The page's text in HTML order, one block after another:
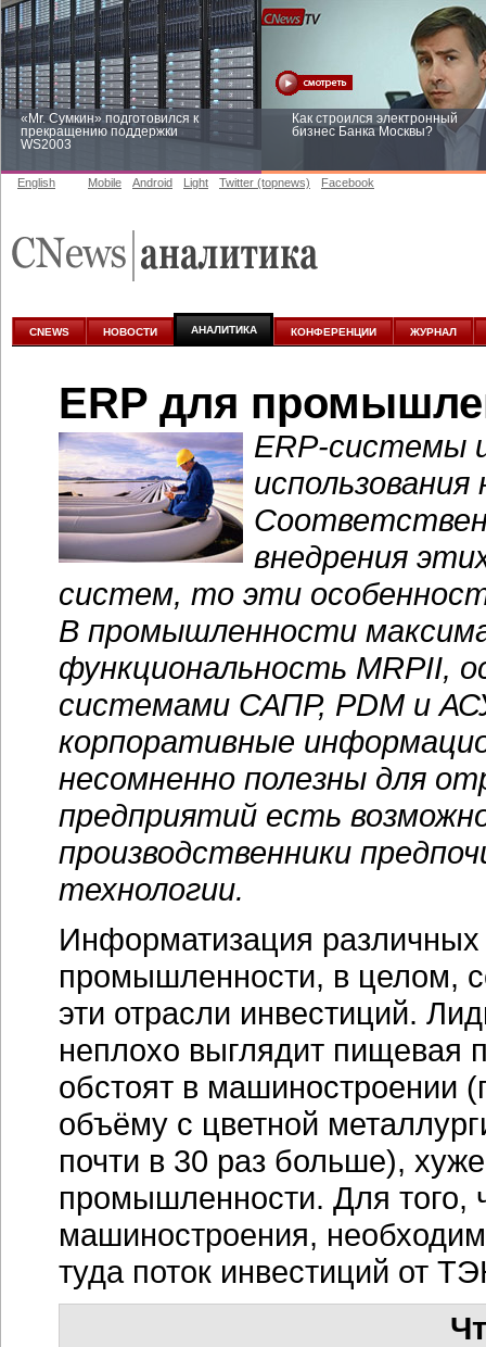
«Mr. Сумкин» подготовился к
прекращению поддержки
WS2003
Как строился электронный
бизнес Банка Москвы?
аналитике
English Mobile Android Light Twitter (topnews) Facebook
CNEWS НОВОСТИ АНАЛИТИКА КОНФЕРЕНЦИИ ЖУРНАЛ
ERP для
ERP-системы
внедрения
систем, то эти
В промышленности
функциональность MRPII,
системами САПР, PDM и
корпоративные
несомненно полезны для
предприятий есть
производственники
технологии.
Информатизация различных
промышленности, в целом,
эти отрасли инвестиций.
неплохо выглядит пищевая
обстоят в машиностроении
объёму с цветной
почти в 30 раз больше),
промышленности. Для того,
машиностроения,
туда поток инвестиций от